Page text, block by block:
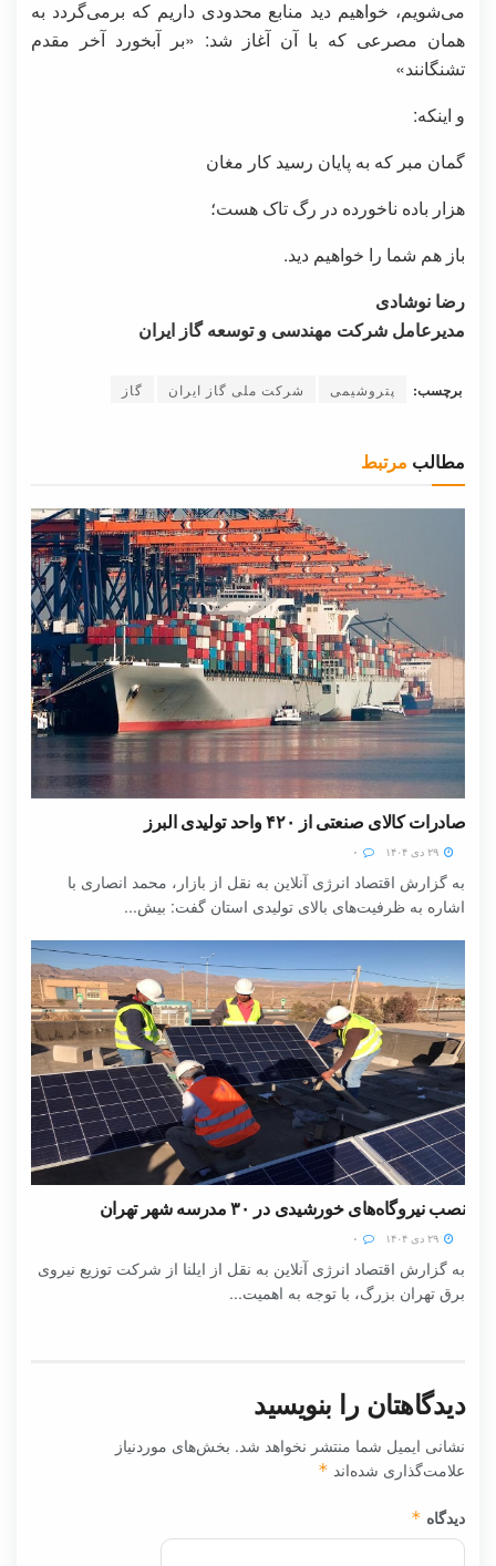
می‌شویم، خواهیم دید منابع محدودی داریم که برمی‌گردد به
همان مصرعی که با آن آغاز شد: «بر آبخورد آخر مقدم
تشنگانند»
و اینکه:
گمان مبر که به پایان رسید کار مغان
هزار باده ناخورده در رگ تاک هست؛
باز هم شما را خواهیم دید.
رضا نوشادی
مدیرعامل شرکت مهندسی و توسعه گاز ایران
برچسب: پتروشیمی شرکت ملی گاز ایران گاز
مطالب مرتبط
صادرات کالای صنعتی از ۴۲۰ واحد تولیدی البرز
به گزارش اقتصاد انرژی آنلاین به نقل از بازار، محمد انصاری با
اشاره به ظرفیت‌های بالای تولیدی استان گفت: بیش...
نصب نیروگاه‌های خورشیدی در ۳۰ مدرسه شهر تهران
به گزارش اقتصاد انرژی آنلاین به نقل از ایلنا از شرکت توزیع نیروی
برق تهران بزرگ، با توجه به اهمیت...
دیدگاهتان را بنویسید
نشانی ایمیل شما منتشر نخواهد شد. بخش‌های موردنیاز
علامت‌گذاری شده‌اند *
دیدگاه *